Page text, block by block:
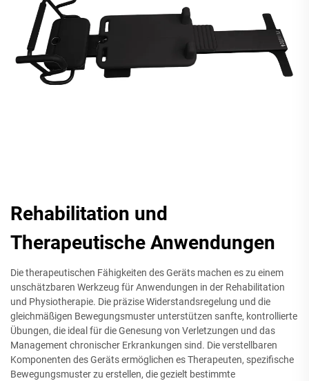
Rehabilitation und
Therapeutische Anwendungen
Die therapeutischen Fähigkeiten des Geräts machen es zu einem
unschätzbaren Werkzeug für Anwendungen in der Rehabilitation
und Physiotherapie. Die präzise Widerstandsregelung und die
gleichmäßigen Bewegungsmuster unterstützen sanfte, kontrollierte
Übungen, die ideal für die Genesung von Verletzungen und das
Management chronischer Erkrankungen sind. Die verstellbaren
Komponenten des Geräts ermöglichen es Therapeuten, spezifische
Bewegungsmuster zu erstellen, die gezielt bestimmte